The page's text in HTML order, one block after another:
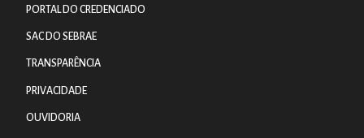
PORTAL DO CREDENCIADO
SAC DO SEBRAE
TRANSPARÊNCIA
PRIVACIDADE
OUVIDORIA